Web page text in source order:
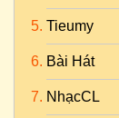
Tieumy
Bài Hát
NhạcCL